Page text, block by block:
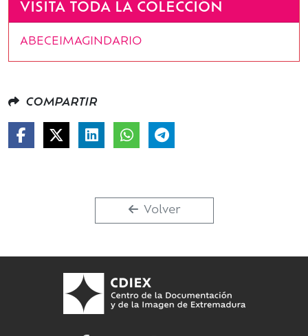
VISITA TODA LA COLECCIÓN
ABECEIMAGINDARIO
COMPARTIR
Volver